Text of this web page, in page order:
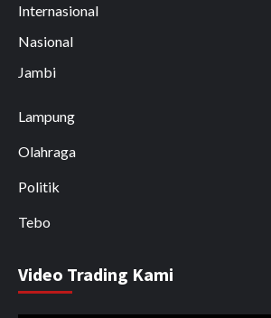
Internasional
Nasional
Jambi
Lampung
Olahraga
Politik
Tebo
Video Trading Kami